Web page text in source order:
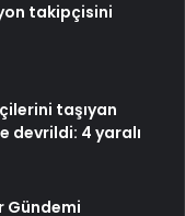
takipçisini
taşıyan
devrildi: 4 yaralı
Gündemi